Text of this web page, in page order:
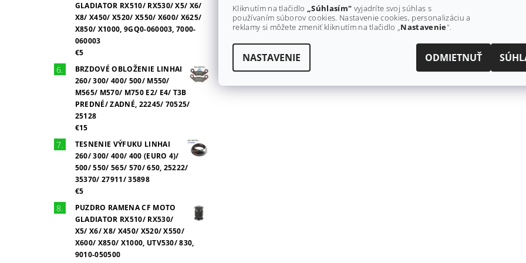
GLADIATOR RX510/ RX530/ X5/ X6/
X8/ X450/ X520/ X550/ X600/ X625/
X850/ X1000, 9GQ0-060003, 7000-
060003
€5
BRZDOVÉ OBLOŽENIE LINHAI
260/ 300/ 400/ 500/ M550/
M565/ M570/ M750 E2/ E4/ T3B
PREDNÉ/ ZADNÉ, 22245/ 70525/
25128
€15
TESNENIE VÝFUKU LINHAI
260/ 300/ 400/ 400 (EURO 4)/
500/ 550/ 565/ 570/ 650, 25222/
35370/ 27911/ 35898
€5
PUZDRO RAMENA CF MOTO
GLADIATOR RX510/ RX530/
X5/ X6/ X8/ X450/ X520/ X550/
X600/ X850/ X1000, UTV530/ 830,
9010-050500
Kliknutím na tlačidlo „Súhlasím" vyjadríte svoj súhlas s
používaním súborov cookies. Nastavenie cookies, personalizáciu a
reklamy si môžete zmeniť kliknutím na tlačidlo „Nastavenie".
NASTAVENIE ODMIETNUŤ